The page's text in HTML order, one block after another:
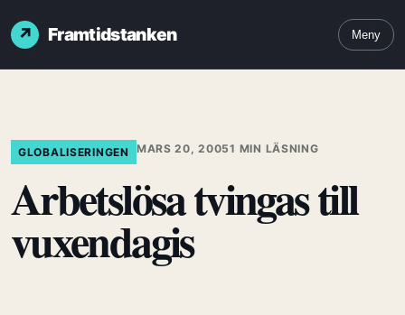
Framtidstanken Meny
GLOBALISERINGEN MARS 20, 20051 MIN LÄSNING
Arbetslösa tvingas till
vuxendagis